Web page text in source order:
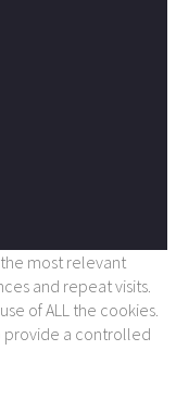
most relevant
and repeat visits.
of ALL the cookies.
provide a controlled